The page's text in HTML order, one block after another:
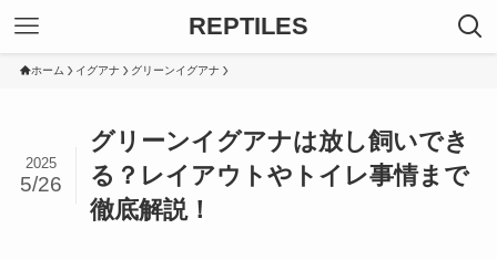
REPTILES
ホーム イグアナ グリーンイグアナ
グリーンイグアナは放し飼いでき
る？レイアウトやトイレ事情まで
徹底解説！
2025
5/26